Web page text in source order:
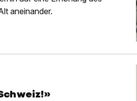
aneinander.